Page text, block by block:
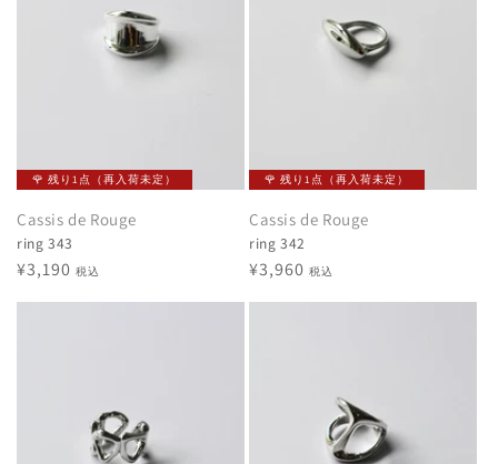
🌹 残り1点（再入荷未定）
Cassis de Rouge
ring 343
通
¥3,190 税込
🌹 残り1点（再入荷未定）
Cassis de Rouge
ring 342
通
¥3,960 税込